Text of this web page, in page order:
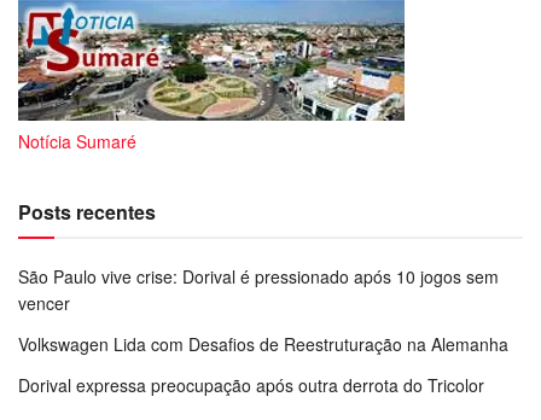
Notícia Sumaré
Posts recentes
São Paulo vive crise: Dorival é pressionado após 10 jogos sem
vencer
Volkswagen Lida com Desafios de Reestruturação na Alemanha
Dorival expressa preocupação após outra derrota do Tricolor